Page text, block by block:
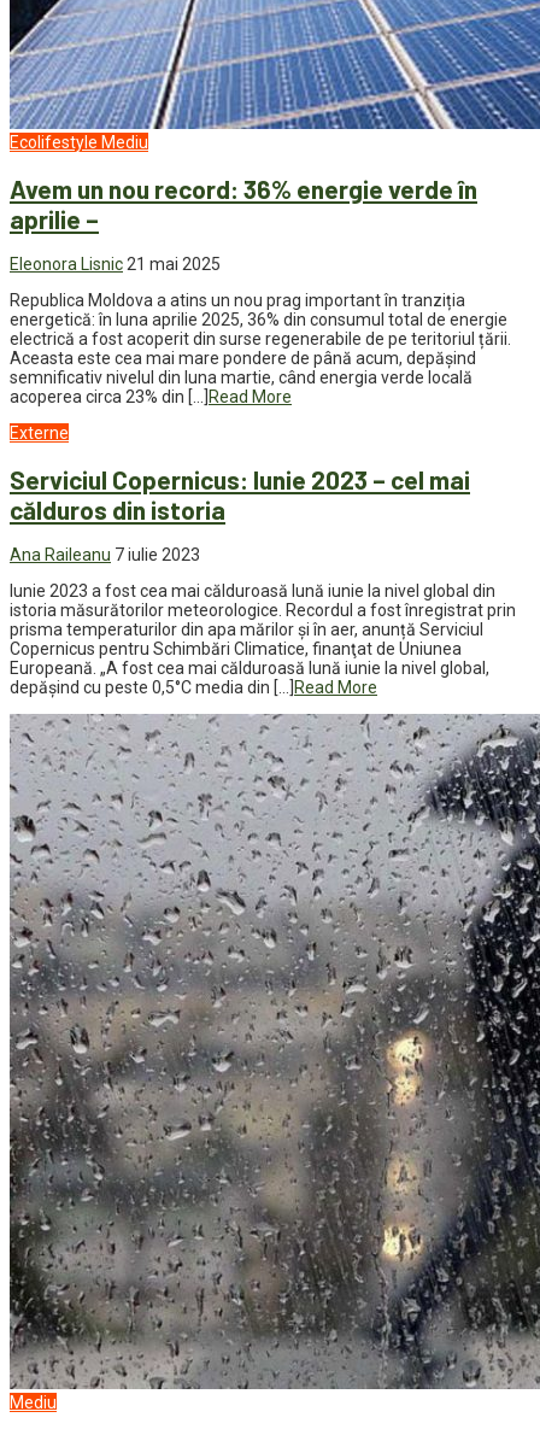
Ecolifestyle Mediu
Avem un nou record: 36% energie verde în
aprilie –
Eleonora Lisnic21 mai 2025
Republica Moldova a atins un nou prag important în tranziția
energetică: în luna aprilie 2025, 36% din consumul total de energie
electrică a fost acoperit din surse regenerabile de pe teritoriul țării.
Aceasta este cea mai mare pondere de până acum, depășind
semnificativ nivelul din luna martie, când energia verde locală
acoperea circa 23% din […] Read More
Externe
Serviciul Copernicus: Iunie 2023 – cel mai
călduros din istoria
Ana Raileanu 7 iulie 2023
Iunie 2023 a fost cea mai călduroasă lună iunie la nivel global din
istoria măsurătorilor meteorologice. Recordul a fost înregistrat prin
prisma temperaturilor din apa mărilor şi în aer, anunță Serviciul
Copernicus pentru Schimbări Climatice, finanţat de Uniunea
Europeană. „A fost cea mai călduroasă lună iunie la nivel global,
depăşind cu peste 0,5°C media din […]
Read More
Mediu